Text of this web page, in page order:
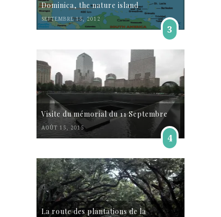
Dominica, the nature island
SEPTEMBRE 15, 2012
3
Visite du mémorial du 11 Septembre
AOÛT 15, 2015
4
La route des plantations de la